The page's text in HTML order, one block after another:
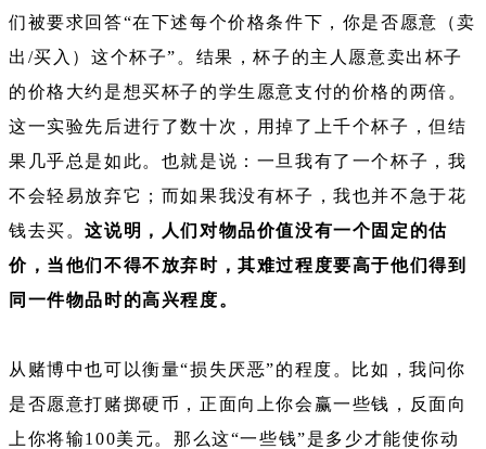
们被要求回答“在下述每个价格条件下，你是否愿意（卖
出/买入）这个杯子”。结果，杯子的主人愿意卖出杯子
的价格大约是想买杯子的学生愿意支付的价格的两倍。
这一实验先后进行了数十次，用掉了上千个杯子，但结
果几乎总是如此。也就是说：一旦我有了一个杯子，我
不会轻易放弃它；而如果我没有杯子，我也并不急于花
钱去买。这说明，人们对物品价值没有一个固定的估
价，当他们不得不放弃时，其难过程度要高于他们得到
同一件物品时的高兴程度。
从赌博中也可以衡量“损失厌恶”的程度。比如，我问你
是否愿意打赌掷硬币，正面向上你会赢一些钱，反面向
上你将输100美元。那么这“一些钱”是多少才能使你动